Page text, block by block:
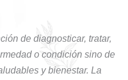
de diagnosticar, tratar,
o condición sino de
y bienestar. La